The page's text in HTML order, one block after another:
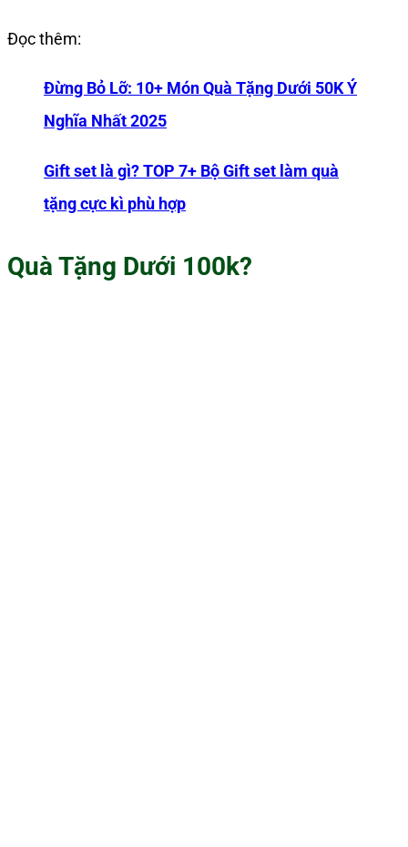
Đọc thêm:
Đừng Bỏ Lỡ: 10+ Món Quà Tặng Dưới 50K Ý
Nghĩa Nhất 2025
Gift set là gì? TOP 7+ Bộ Gift set làm quà
tặng cực kì phù hợp
Quà Tặng Dưới 100k?